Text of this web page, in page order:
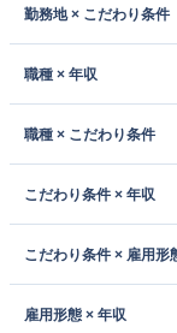
勤務地 × こだわり条件
職種 × 年収
職種 × こだわり条件
こだわり条件 × 年収
こだわり条件 × 雇用形
雇用形態 × 年収